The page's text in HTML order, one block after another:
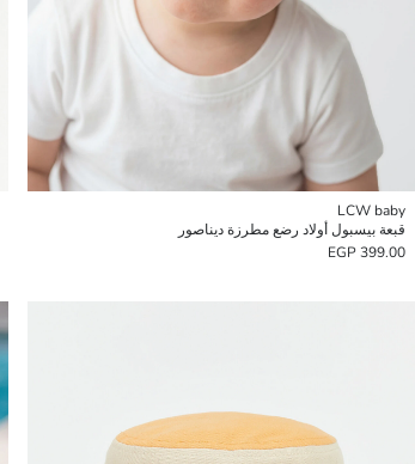
LCW baby
قبعة بيسبول أولاد رضع مطرزة ديناصور
399.00 EGP